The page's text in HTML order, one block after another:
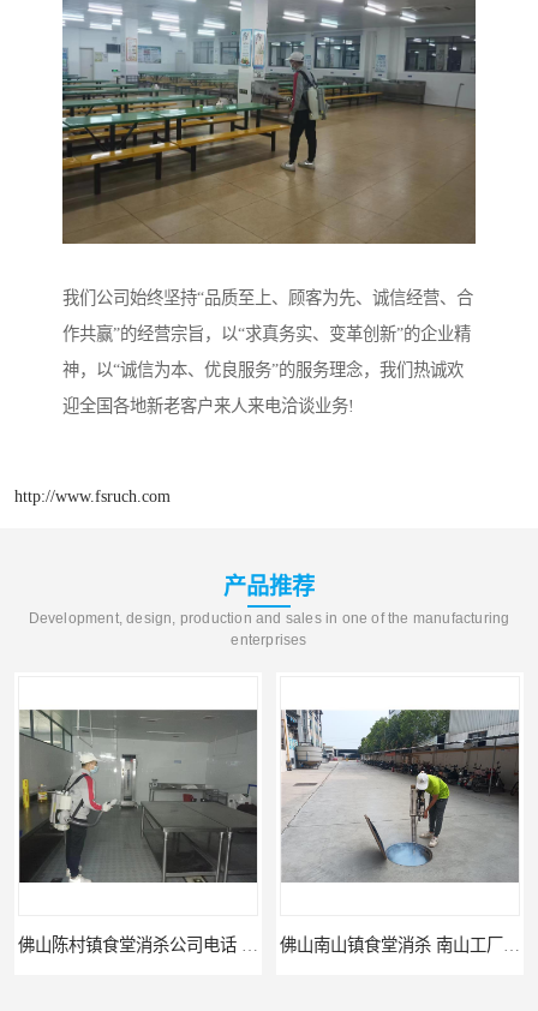
我们公司始终坚持“品质至上、顾客为先、诚信经营、合
作共赢”的经营宗旨，以“求真务实、变革创新”的企业精
神，以“诚信为本、优良服务”的服务理念，我们热诚欢
迎全国各地新老客户来人来电洽谈业务!
http://www.fsruch.com
产品推荐
Development, design, production and sales in one of the manufacturing
enterprises